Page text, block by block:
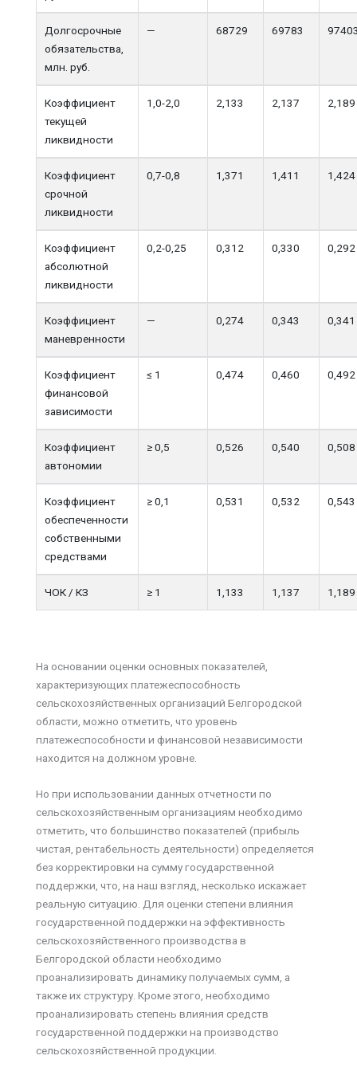
Долгосрочные
обязательства,
млн. руб.
— 68729 69783
Коэффициент
текущей
ликвидности
1,0-2,0 2,133 2,137 2,189
Коэффициент
срочной
ликвидности
0,7-0,8 1,371 1,411 1,424
Коэффициент
абсолютной
ликвидности
0,2-0,25 0,312 0,330 0,292
Коэффициент
маневренности
— 0,274 0,343 0,341
Коэффициент
финансовой
зависимости
≤ 1 0,474 0,460 0,492
Коэффициент
автономии
≥ 0,5 0,526 0,540 0,508
Коэффициент
обеспеченности
собственными
средствами
≥ 0,1 0,531 0,532 0,543
ЧОК / КЗ ≥ 1 1,133 1,137 1,189
На основании оценки основных показателей,
характеризующих платежеспособность
сельскохозяйственных организаций Белгородской
области, можно отметить, что уровень
платежеспособности и финансовой независимости
находится на должном уровне.
Но при использовании данных отчетности по
сельскохозяйственным организациям необходимо
отметить, что большинство показателей (прибыль
чистая, рентабельность деятельности) определяется
без корректировки на сумму государственной
поддержки, что, на наш взгляд, несколько искажает
реальную ситуацию. Для оценки степени влияния
государственной поддержки на эффективность
сельскохозяйственного производства в
Белгородской области необходимо
проанализировать динамику получаемых сумм, а
также их структуру. Кроме этого, необходимо
проанализировать степень влияния средств
государственной поддержки на производство
сельскохозяйственной продукции.